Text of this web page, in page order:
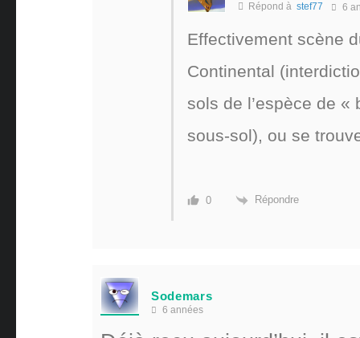
Répond à stef77 6
Effectivement scène
Continental
sols de l’espèce de
sous-sol), ou se
0 Répondre
Sodemars
6 années